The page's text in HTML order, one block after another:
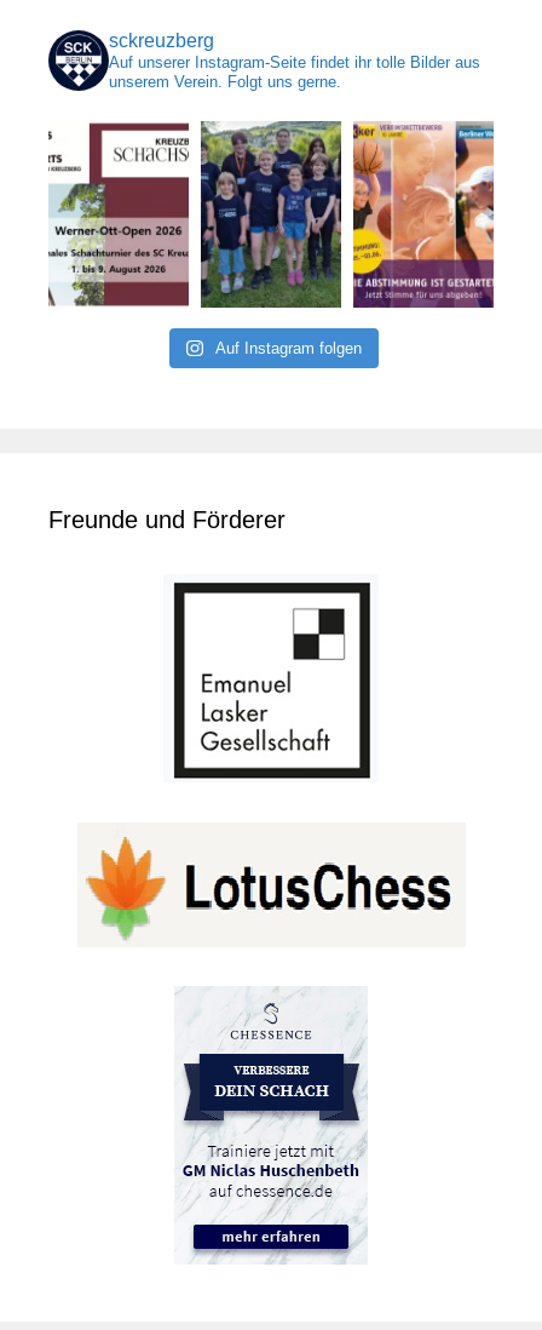
sckreuzberg
Auf unserer Instagram-Seite findet ihr tolle Bilder aus
unserem Verein. Folgt uns gerne.
Auf Instagram folgen
Freunde und Förderer